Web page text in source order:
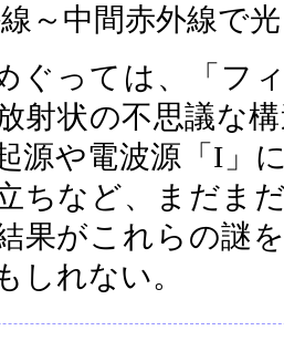
～中間赤外線で
ぐっては、「フ
射状の不思議な
源や電波源「I」
ちなど、まだま
果がこれらの謎
しれない。